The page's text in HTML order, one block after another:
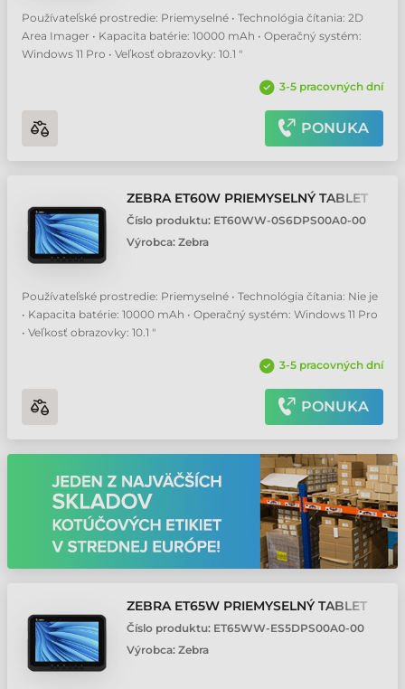
Používateľské prostredie: Priemyselné • Technológia čítania: 2D
Area Imager • Kapacita batérie: 10000 mAh • Operačný systém:
Windows 11 Pro • Veľkosť obrazovky: 10.1 "
3-5 pracovných dní
PONUKA
ZEBRA ET60W PRIEMYSELNÝ TABLET
Číslo produktu: ET60WW-0S6DPS00A0-00
Výrobca: Zebra
Používateľské prostredie: Priemyselné • Technológia čítania: Nie je
• Kapacita batérie: 10000 mAh • Operačný systém: Windows 11 Pro
• Veľkosť obrazovky: 10.1 "
3-5 pracovných dní
PONUKA
ZEBRA ET65W PRIEMYSELNÝ TABLET
Číslo produktu: ET65WW-ES5DPS00A0-00
Výrobca: Zebra